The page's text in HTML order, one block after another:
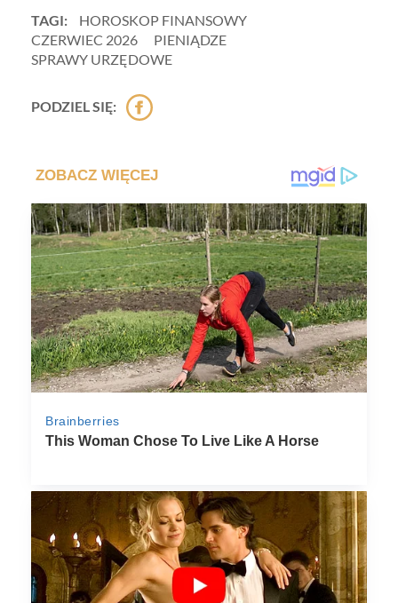
TAGI:
HOROSKOP FINANSOWY
CZERWIEC 2026
PIENIĄDZE
SPRAWY URZĘDOWE
PODZIEL SIĘ: